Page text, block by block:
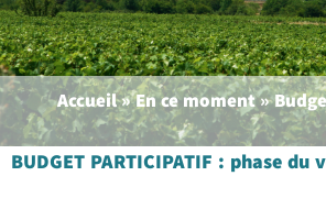
Accueil»En ce moment»
BUDGET PARTICIPATIF : phase du